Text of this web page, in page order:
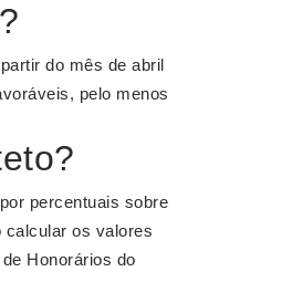
do mês de abril
pelo menos
percentuais sobre
os valores
Honorários do